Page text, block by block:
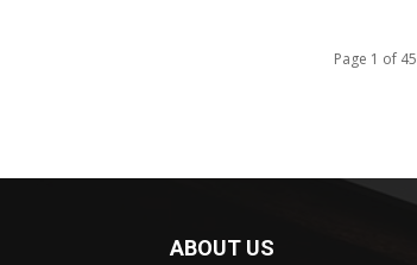
Page 1 of 45
ABOUT US